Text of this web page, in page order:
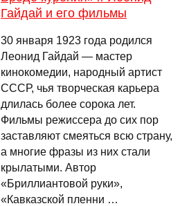
Гайдай и его фильмы
30 января 1923 года родился
Леонид Гайдай — мастер
кинокомедии, народный артист
СССР, чья творческая карьера
длилась более сорока лет.
Фильмы режиссера до сих пор
заставляют смеяться всю страну,
а многие фразы из них стали
крылатыми. Автор
«Бриллиантовой руки»,
«Кавказской пленни …